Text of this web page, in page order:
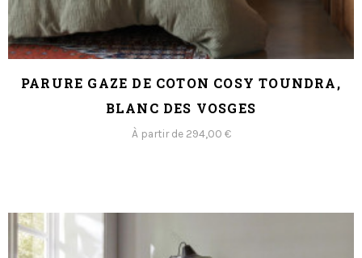
PARURE GAZE DE COTON COSY TOUNDRA,
BLANC DES VOSGES
À partir de 294,00 €